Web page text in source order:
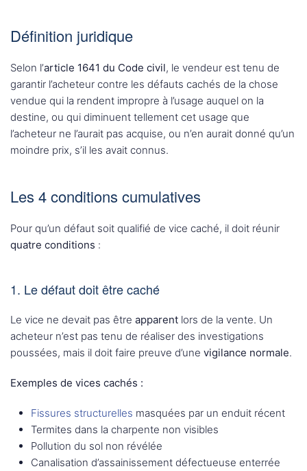
Définition juridique
Selon l’article 1641 du Code civil, le vendeur est tenu de
garantir l’acheteur contre les défauts cachés de la chose
vendue qui la rendent impropre à l’usage auquel on la
destine, ou qui diminuent tellement cet usage que
l’acheteur ne l’aurait pas acquise, ou n’en aurait donné qu’un
moindre prix, s’il les avait connus.
Les 4 conditions cumulatives
Pour qu’un défaut soit qualifié de vice caché, il doit réunir
quatre conditions :
1. Le défaut doit être caché
Le vice ne devait pas être apparent lors de la vente. Un
acheteur n’est pas tenu de réaliser des investigations
poussées, mais il doit faire preuve d’une vigilance normale.
Exemples de vices cachés :
Fissures structurelles masquées par un enduit récent
Termites dans la charpente non visibles
Pollution du sol non révélée
Canalisation d’assainissement défectueuse enterrée